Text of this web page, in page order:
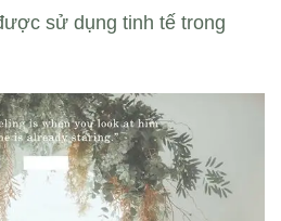
sử dụng tinh tế trong